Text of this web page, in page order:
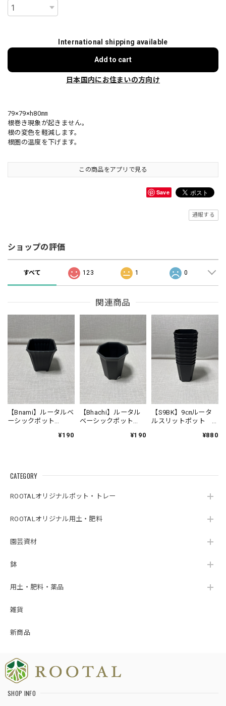
International shipping available
Add to cart
日本国内にお住まいの方向け
79×79×h80㎜
根巻き現象が起きません。
根の変色を軽減します。
根圏の温度を下げます。
この商品をアプリで見る
Save
通報する
ショップの評価
すべて 123 1 0
関連商品
【Bnami】ルータルベ
ーシックポット
¥190
【Bhachi】ルータル
ベーシックポット
¥190
【S9BK】9㎝ルータ
ルスリットポット
¥880
CATEGORY
ROOTALオリジナルポット・トレー
ROOTALオリジナル用土・肥料
園芸資材
鉢
用土・肥料・薬品
雑貨
新商品
SHOP INFO